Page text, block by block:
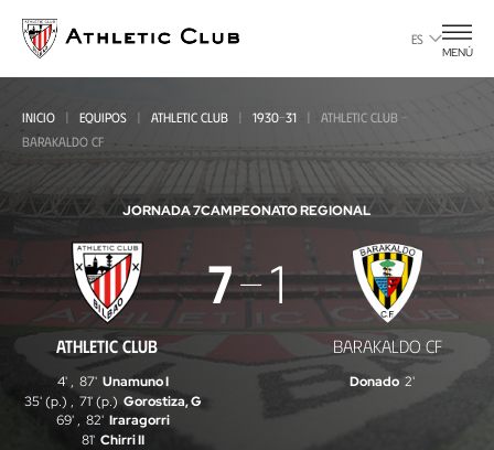
contenido
principal
ES
MENÚ
INICIO EQUIPOS ATHLETIC CLUB 1930-31
ATHLETIC CLUB -
BARAKALDO CF
JORNADA 7CAMPEONATO REGIONAL
Athletic
Club
-
Barakaldo
CF
ATHLETIC CLUB
7 1
BARAKALDO CF
4' , 87' Unamuno I
35' (p.) , 71' (p.) Gorostiza, G
69' , 82' Iraragorri
81' Chirri II
Donado 2'